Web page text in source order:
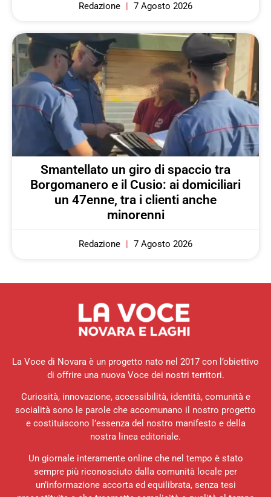
Redazione 7 Agosto 2026
Smantellato un giro di spaccio tra
Borgomanero e il Cusio: ai domiciliari
un 47enne, tra i clienti anche
minorenni
Redazione 7 Agosto 2026
La Voce di Novara è un progetto nato nel 2017 con l’obiettivo
di offrire una nuova Voce dei nostri territori.
Curiosità, innovazione, accessibilità, identità, comunità e
socialità sono le parole che accomunano il nostro progetto
e costituiscono l’essenza del nostro manifesto e della
nostra linea editoriale.
Un giornale interamente online che nel tempo è stato
sempre più riconosciuto dalla comunità locale per
un’informazione accorta ed equilibrata, senza tesi